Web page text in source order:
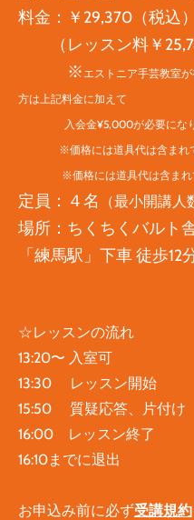
料金：￥29,370（税込）
（レッスン料￥
​ ※ エストニア手芸教室
方は上記料金に加えて
入会金¥5,000が必要になり
※価格には道具代は含まれて
※価格には道具代は含まれ
定員：４名 （最小開講人
場所：ちくちくバルト
「練馬駅」下車 徒歩12
☆レッスンの流れ
13:20〜 入室可
13:30 レッスン開始
15:50 質疑応答、片付け
16:00 レッスン終了
16:10までに退出
お申込み前に必ず受講規約